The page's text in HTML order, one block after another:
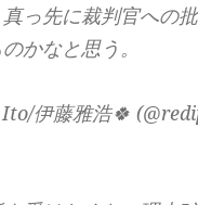
っ先に裁判官への
かなと思う。
伊藤雅浩🍀